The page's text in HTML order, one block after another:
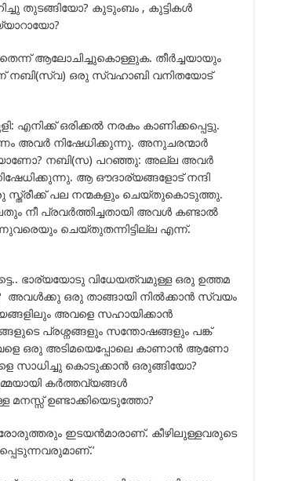
തുടങ്ങിയോ? കുടുംബം , കുട്ടികള്‍
ആലോചിച്ചുകൊള്ളുക. തീര്‍ച്ചയായും
നബി(സ്വ) ഒരു സ്വഹാബി വനിതയോട്
ഒരിക്കൽ നരകം കാണിക്കപ്പെട്ടു.
അവർ നിഷേധിക്കുന്നു. അനുചരന്മാർ
നബി(സ) പറഞ്ഞു: അല്ല അവർ
ആ ഔദാര്യങ്ങളോട് നന്ദി
സ്ത്രീക്ക് പല നന്മകളും ചെയ്തുകൊടുത്തു.
നീ പ്രവർത്തിച്ചതായി അവൾ കണ്ടാൽ
ചെയ്തുതന്നിട്ടില്ല എന്ന്.
ഭാര്യയോടു വിധേയത്വമുള്ള ഒരു ഉത്തമ
അവള്‍ക്കു ഒരു താങ്ങായി നില്‍ക്കാന്‍ സ്വയം
അവളെ സഹായിക്കാന്‍
പ്രശ്നങ്ങളും സന്തോഷങ്ങളും പങ്ക്
ഒരു അടിമയെപ്പോലെ കാണാന്‍ ആണോ
സാധിച്ചു കൊടുക്കാന്‍ ഒരുങ്ങിയോ?
കര്‍ത്തവ്യങ്ങള്‍
മനസ്സ് ഉണ്ടാക്കിയെടുത്തോ?
ഇടയന്‍മാരാണ്. കീഴിലുള്ളവരുടെ